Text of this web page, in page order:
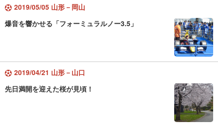
2019/05/05 山形－岡山
爆音を響かせる「フォーミュラルノー3.5」
2019/04/21 山形－山口
先日満開を迎えた桜が見頃！